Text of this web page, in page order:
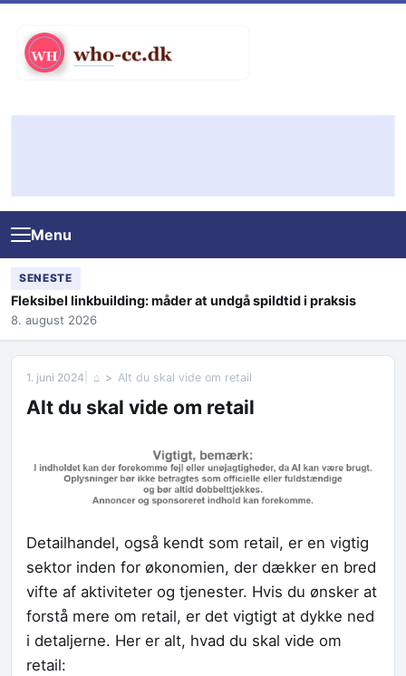
Menu
SENESTE
Fleksibel linkbuilding: måder at undgå spildtid i praksis
8. august 2026
1. juni 2024 ⌂ Alt du skal vide om retail
Alt du skal vide om retail
Detailhandel, også kendt som retail, er en vigtig
sektor inden for økonomien, der dækker en bred
vifte af aktiviteter og tjenester. Hvis du ønsker at
forstå mere om retail, er det vigtigt at dykke ned
i detaljerne. Her er alt, hvad du skal vide om
retail: